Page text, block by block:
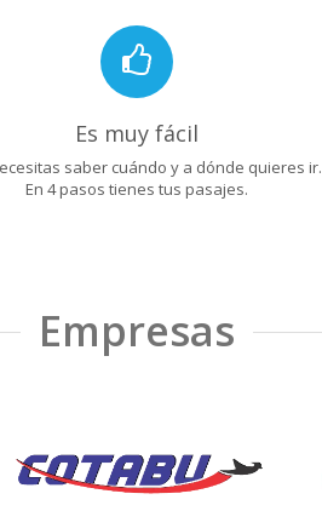
Es muy fácil
saber cuándo y a dónde quieres ir.
En 4 pasos tienes tus pasajes.
Empresas